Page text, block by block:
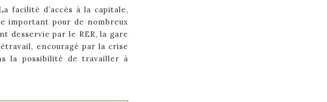
facilité d’accès à la capitale,
important pour de nombreux
desservie par le RER, la gare
encouragé par la crise
la possibilité de travailler à